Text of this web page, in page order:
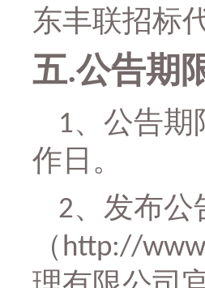
东丰联招标
五.公告期
1、公告
作日。
2、发布公
（ http://